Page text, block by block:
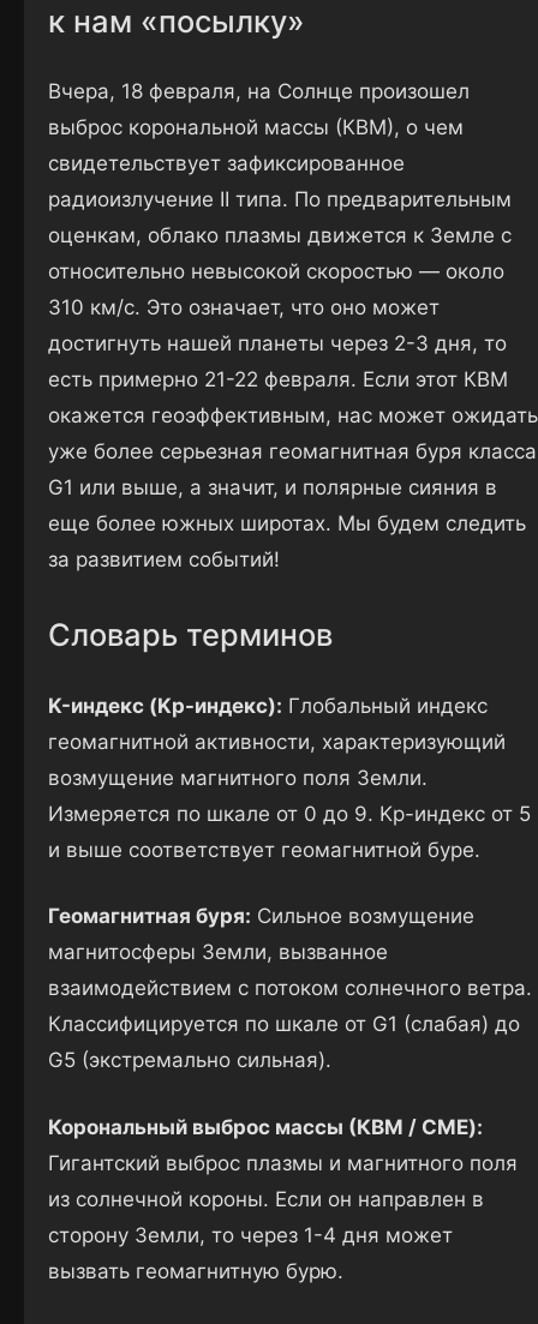
к нам «посылку»
Вчера, 18 февраля, на Солнце произошел
выброс корональной массы (КВМ), о чем
свидетельствует зафиксированное
радиоизлучение II типа. По предварительным
оценкам, облако плазмы движется к Земле с
относительно невысокой скоростью — около
310 км/с. Это означает, что оно может
достигнуть нашей планеты через 2-3 дня, то
есть примерно 21-22 февраля. Если этот КВМ
окажется геоэффективным, нас может ожидать
уже более серьезная геомагнитная буря класса
G1 или выше, а значит, и полярные сияния в
еще более южных широтах. Мы будем следить
за развитием событий!
Словарь терминов
K-индекс (Kp-индекс): Глобальный индекс
геомагнитной активности, характеризующий
возмущение магнитного поля Земли.
Измеряется по шкале от 0 до 9. Kp-индекс от 5
и выше соответствует геомагнитной буре.
Геомагнитная буря: Сильное возмущение
магнитосферы Земли, вызванное
взаимодействием с потоком солнечного ветра.
Классифицируется по шкале от G1 (слабая) до
G5 (экстремально сильная).
Корональный выброс массы (КВМ / CME):
Гигантский выброс плазмы и магнитного поля
из солнечной короны. Если он направлен в
сторону Земли, то через 1-4 дня может
вызвать геомагнитную бурю.